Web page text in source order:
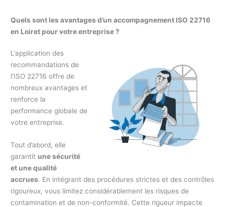
Quels sont les avantages d’un accompagnement ISO 22716
en Loiret pour votre entreprise ?
L’application des
recommandations de
l’ISO 22716 offre de
nombreux avantages et
renforce la
performance globale de
votre entreprise.
Tout d’abord, elle
garantit une sécurité
et une qualité
accrues. En intégrant des procédures strictes et des contrôles
rigoureux, vous limitez considérablement les risques de
contamination et de non-conformité. Cette rigueur impacte